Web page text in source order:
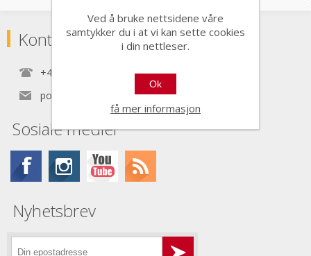
Kontaktinformasjon
+47 22 30 40 70
post@nordictools.no
Sosiale medier
Nyhetsbrev
Ved å bruke nettsidene våre
samtykker du i at vi kan sette cookies
i din nettleser.
Ok
få mer informasjon